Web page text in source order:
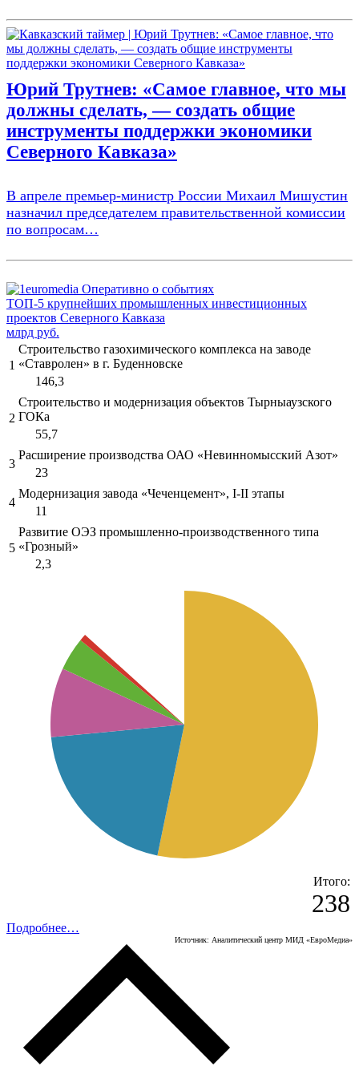
Юрий Трутнев: «Самое главное, что мы
должны сделать, — создать общие
инструменты поддержки экономики
Северного Кавказа»
В апреле премьер-министр России Михаил Мишустин
назначил председателем правительственной комиссии
по вопросам…
ТОП-5 крупнейших промышленных инвестиционных
проектов Северного Кавказа
млрд руб.
1
Строительство газохимического комплекса на заводе
«Ставролен» в г. Буденновске
146,3
2
Строительство и модернизация объектов Тырныаузского
ГОКа
55,7
3
Расширение производства ОАО «Невинномысский Азот»
23
4
Модернизация завода «Чеченцемент», I-II этапы
11
5
Развитие ОЭЗ промышленно-производственного типа
«Грозный»
2,3
Итого:
238
Подробнее…
Источник: Аналитический центр МИД «ЕвроМедиа»